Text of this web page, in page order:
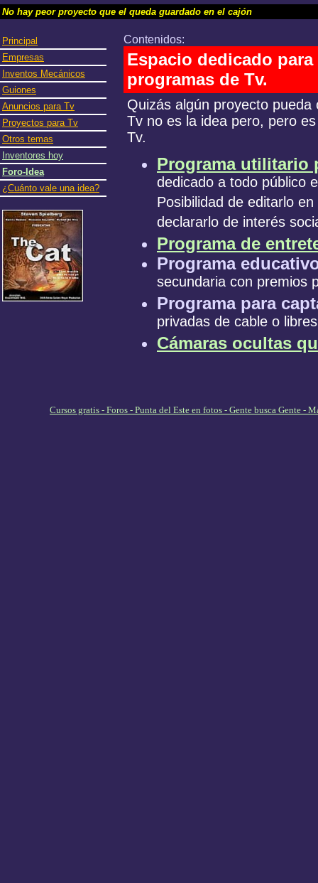
No hay peor proyecto que el queda guardado en el cajón
Principal
Empresas
Inventos Mecánicos
Guiones
Anuncios para Tv
Proyectos para Tv
Otros temas
Inventores hoy
Foro-Idea
¿Cuánto vale una idea?
Contenidos:
Espacio dedicado
programas de Tv.
Quizás algún proyecto
Tv no es la idea pero, pero
Tv.
Programa utilitario
dedicado a todo público
Posibilidad de editarlo
declararlo de interés
Programa de
Programa
secundaria con premios
Programa para
privadas de cable o
Cámaras ocultas
Cursos gratis - Foros - Punta del Este en fotos - Gente busca Gente -